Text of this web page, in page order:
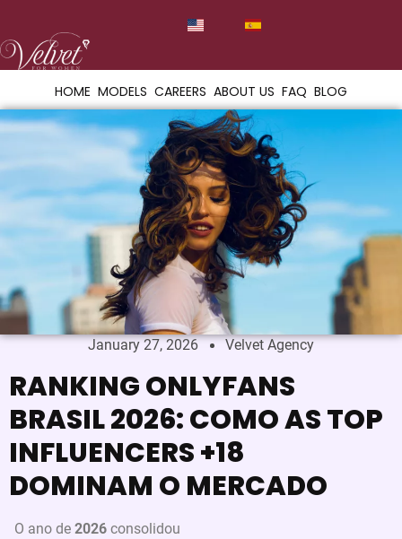
HOME MODELS CAREERS ABOUT US FAQ BLOG
January 27, 2026 Velvet Agency
RANKING ONLYFANS
BRASIL 2026: COMO AS TOP
INFLUENCERS +18
DOMINAM O MERCADO
O ano de 2026 consolidou